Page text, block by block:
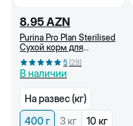
8.95 AZN
Purina Pro Plan Sterilised
Сухой корм для
стерилизованных
кошек, c индейкой, 400
г
5(29)
В наличии
На развес (кг)
400 г
3 кг 10 кг